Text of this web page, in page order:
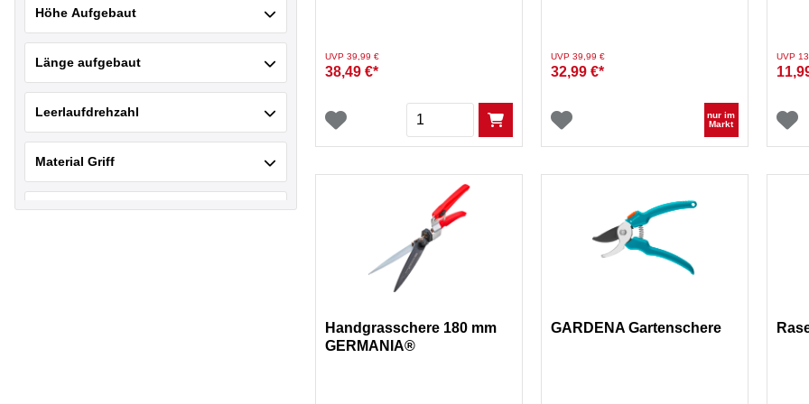
Höhe Aufgebaut
Länge aufgebaut
Leerlaufdrehzahl
Material Griff
Schnittbreite
Preis reduziert von
UVP 39,99 €auf
38,49 €*
Menge
Preis reduziert von
UVP 39,99 €auf
32,99 €*
nur im
Markt
Preis
UVP
Handgrasschere 180 mm
GERMANIA®
GARDENA Gartenschere